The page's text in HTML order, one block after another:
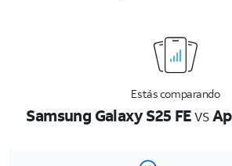
Estás comparando
Samsung Galaxy S25 FEvs